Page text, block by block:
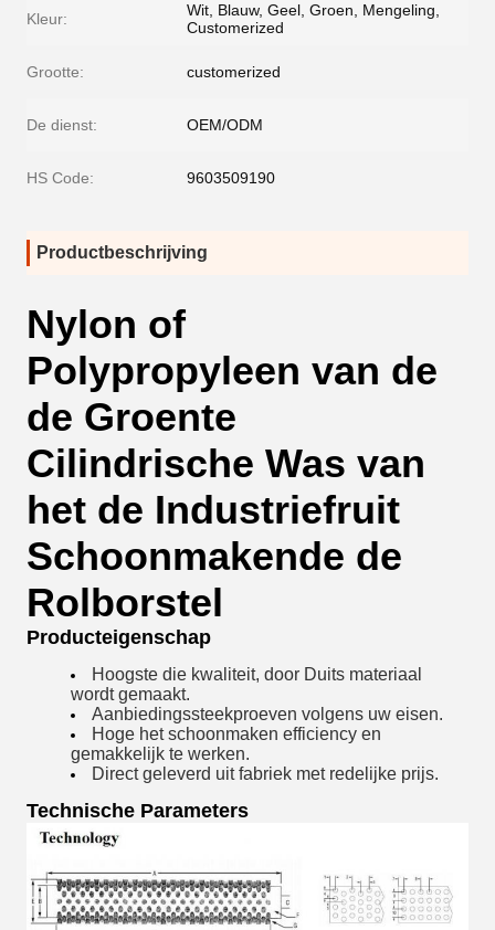
Kleur:
Wit, Blauw, Geel, Groen, Mengeling,
Customerized
Grootte: customerized
De dienst: OEM/ODM
HS Code: 9603509190
Productbeschrijving
Nylon of
Polypropyleen van de
de Groente
Cilindrische Was van
het de Industriefruit
Schoonmakende de
Rolborstel
Producteigenschap
Hoogste die kwaliteit, door Duits materiaal
wordt gemaakt.
Aanbiedingssteekproeven volgens uw eisen.
Hoge het schoonmaken efficiency en
gemakkelijk te werken.
Direct geleverd uit fabriek met redelijke prijs.
Technische Parameters